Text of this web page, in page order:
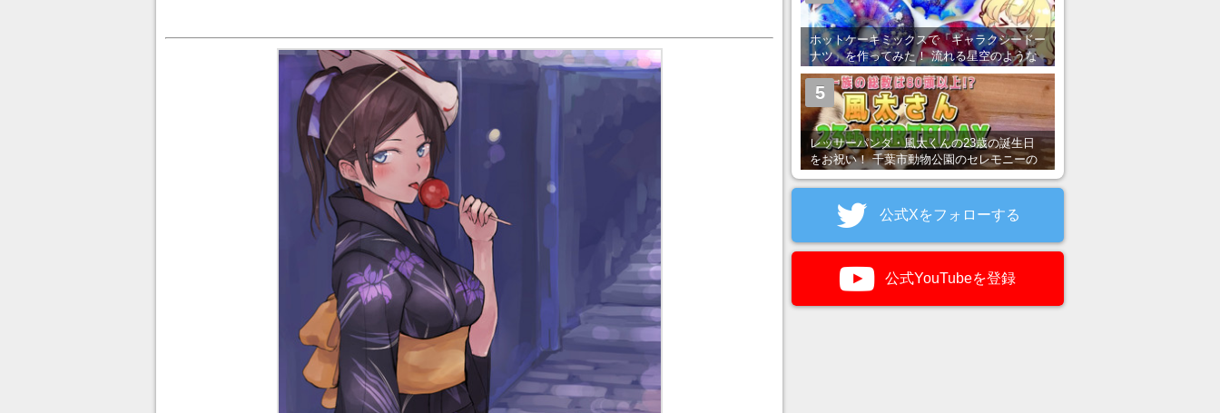
ホットケーキミックスで「ギャラクシードー
ナツ」を作ってみた！ 流れる星空のような
レンチン・レシピを紹介
レッサーパンダ・風太くんの23歳の誕生日
をお祝い！ 千葉市動物公園のセレモニーの
5
公式Xをフォローする
公式YouTubeを登録